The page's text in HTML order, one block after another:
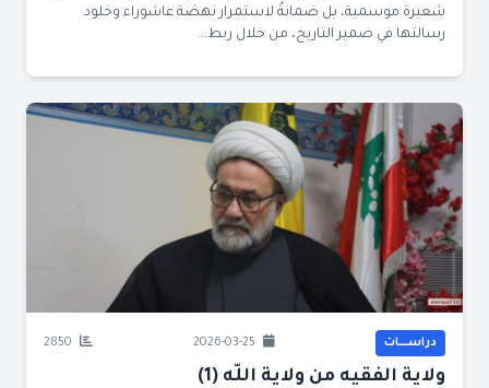
شعيرة موسمية، بل ضمانةٌ لاستمرار نهضة عاشوراء وخلود
رسالتها في ضمير التاريخ، من خلال ربط...
دراســــات
ولاية الفقيه من ولاية اللّه (1)